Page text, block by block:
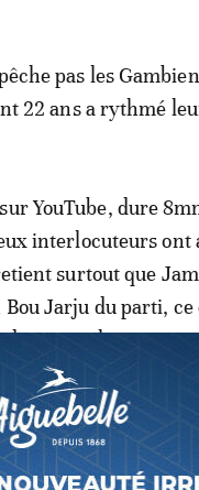
pas les
22 ans a rythmé
YouTube, dure
interlocuteurs ont
surtout que
Jarju du parti,
Jammeh ont
des critiques sur la